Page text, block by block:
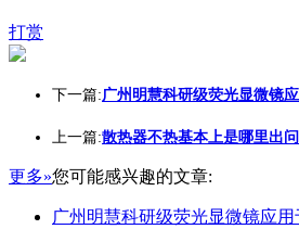
打赏
下一篇:广州明慧科研级荧光显微镜
上一篇:散热器不热基本上是哪里出
更多»您可能感兴趣的文章:
广州明慧科研级荧光显微镜应用